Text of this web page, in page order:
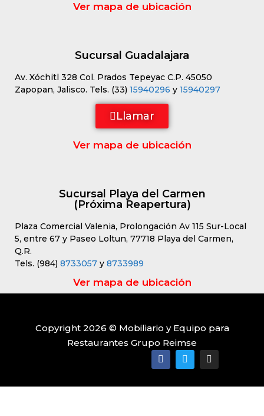
Ver mapa de ubicación
Sucursal Guadalajara
Av. Xóchitl 328 Col. Prados Tepeyac C.P. 45050
Zapopan, Jalisco. Tels. (33) 15940296 y 15940297
Llamar
Ver mapa de ubicación
Sucursal Playa del Carmen
(Próxima Reapertura)
Plaza Comercial Valenia, Prolongación Av 115 Sur-Local
5, entre 67 y Paseo Loltun, 77718 Playa del Carmen,
Q.R.
Tels. (984) 8733057 y 8733989
Ver mapa de ubicación
Copyright 2026 © Mobiliario y Equipo para
Restaurantes Grupo Reimse